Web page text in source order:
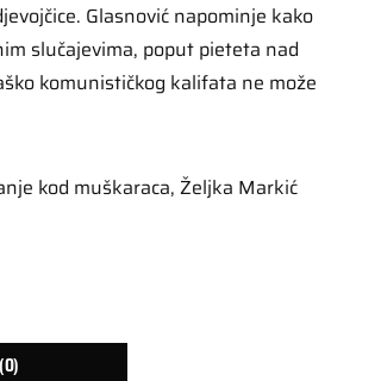
Glasnović napominje kako
slučajevima, poput pieteta nad
komunističkog kalifata ne može
kod muškaraca, Željka Markić